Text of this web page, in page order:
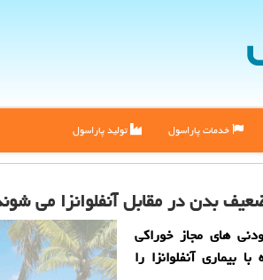
خدمات پاراسول تولید پاراسول
بدن در مقابل آنفلوانزا می
های مجاز خوراكی
بیماری آنفلوانزا را